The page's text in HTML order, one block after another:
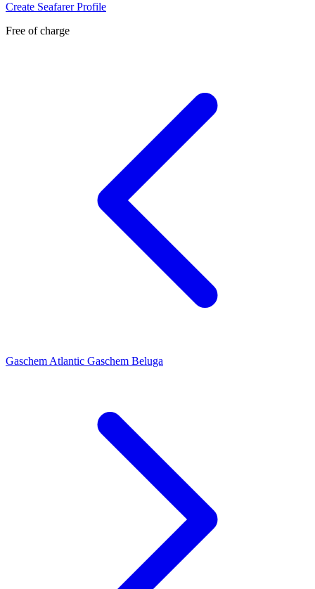
Create Seafarer Profile
Free of charge
Gaschem Atlantic Gaschem Beluga